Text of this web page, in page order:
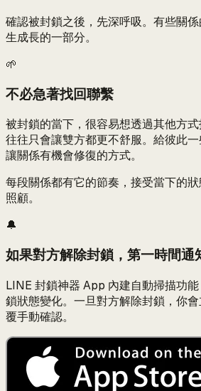
確認被封鎖之後，先深呼吸。有些關
生成長的一部分。
🌱
不必急著找回聯繫
被封鎖的當下，很容易想透過其他方
往往只會讓雙方都更不舒服。給彼此
讓關係有機會修復的方式。
每段關係都有它的節奏，接受當下的
照顧。
🔔
如果對方解除封鎖，第一時間通
LINE 封鎖神器 App 內建自動掃描功
鎖狀態變化。一旦對方解除封鎖，你
覆手動確認。